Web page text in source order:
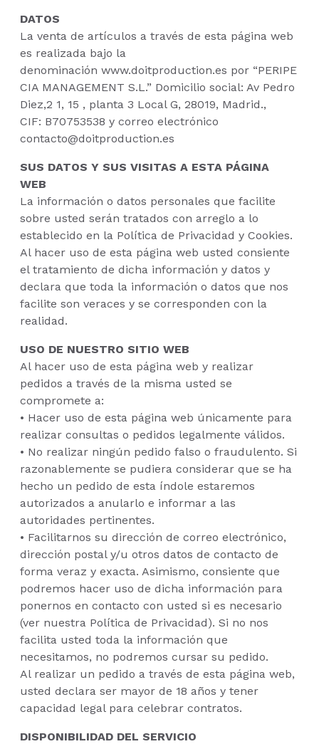
DATOS
La venta de artículos a través de esta página web
es realizada bajo la
denominación www.doitproduction.es por “PERIPE
CIA MANAGEMENT S.L.” Domicilio social: Av Pedro
Diez,2 1, 15 , planta 3 Local G, 28019, Madrid.,
CIF: B70753538 y correo electrónico
contacto@doitproduction.es
SUS DATOS Y SUS VISITAS A ESTA PÁGINA
WEB
La información o datos personales que facilite
sobre usted serán tratados con arreglo a lo
establecido en la Política de Privacidad y Cookies.
Al hacer uso de esta página web usted consiente
el tratamiento de dicha información y datos y
declara que toda la información o datos que nos
facilite son veraces y se corresponden con la
realidad.
USO DE NUESTRO SITIO WEB
Al hacer uso de esta página web y realizar
pedidos a través de la misma usted se
compromete a:
• Hacer uso de esta página web únicamente para
realizar consultas o pedidos legalmente válidos.
• No realizar ningún pedido falso o fraudulento. Si
razonablemente se pudiera considerar que se ha
hecho un pedido de esta índole estaremos
autorizados a anularlo e informar a las
autoridades pertinentes.
• Facilitarnos su dirección de correo electrónico,
dirección postal y/u otros datos de contacto de
forma veraz y exacta. Asimismo, consiente que
podremos hacer uso de dicha información para
ponernos en contacto con usted si es necesario
(ver nuestra Política de Privacidad). Si no nos
facilita usted toda la información que
necesitamos, no podremos cursar su pedido.
Al realizar un pedido a través de esta página web,
usted declara ser mayor de 18 años y tener
capacidad legal para celebrar contratos.
DISPONIBILIDAD DEL SERVICIO